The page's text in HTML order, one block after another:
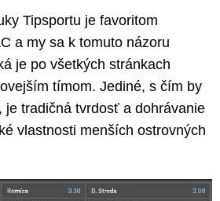
Tipsportu je favoritom
a my sa k tomuto názoru
je po všetkých stránkach
tímom. Jediné, s čím by
je tradičná tvrdosť a dohrávanie
vlastnosti menších ostrovných